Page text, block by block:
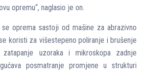
opremu“, naglasio je on.
oprema sastoji od mašine za abrazivno
koristi za višestepeno poliranje i brušenje
uzoraka i mikroskopa zadnje
posmatranje promjene u strukturi